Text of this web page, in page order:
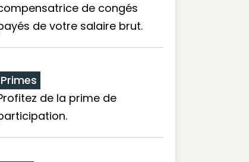
de congés
de votre salaire brut.
Primes
de la prime de